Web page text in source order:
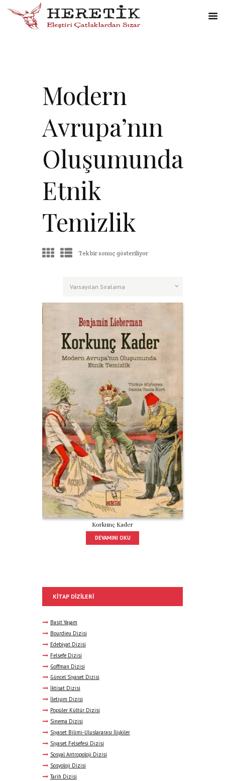
Modern
Avrupa’nın
Oluşumunda
Etnik
Temizlik
Tek bir sonuç gösteriliyor
Korkunç Kader
DEVAMINI OKU
KITAP DIZILERI
Basit Yaşam
Bourdieu Dizisi
Edebiyat Dizisi
Felsefe Dizisi
Goffman Dizisi
Güncel Siyaset Dizisi
İktisat Dizisi
İletişim Dizisi
Popüler Kültür Dizisi
Sinema Dizisi
Siyaset Bilimi-Uluslararası İlişkiler
Siyaset Felsefesi Dizisi
Sosyal Antropoloji Dizisi
Sosyoloji Dizisi
Tarih Dizisi